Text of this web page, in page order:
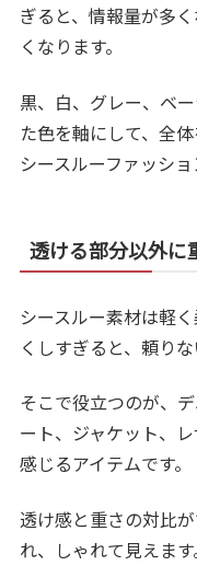
ぎると、情報量が多
くなります。
黒、白、グレー、ベ
た色を軸にして、全
シースルーファッシ
透ける部分以外に
シースルー素材は軽
くしすぎると、頼り
そこで役立つのが、
ート、ジャケット、
感じるアイテムです。
透け感と重さの対比
れ、しゃれて見えます